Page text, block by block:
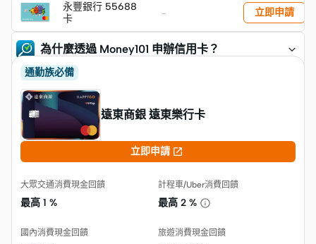
永豐銀行 55688
卡
- 立即申請
為什麼透過 Money101 申辦信用卡？
通勤族必備
遠東商銀 遠東樂行卡
立即申請 
大眾交通消費現金回饋
最高 1 %
計程車/Uber消費回饋
最高 2 %
國內消費現金回饋 旅遊消費現金回饋